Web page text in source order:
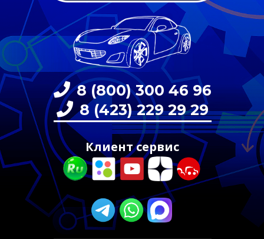
8 (800) 300 46 96
8 (423) 229 29 29
Клиент сервис